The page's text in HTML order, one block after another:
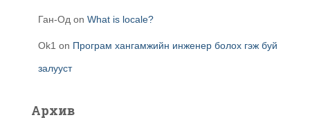
Ган-Од on What is locale?
Ok1 on Програм хангамжийн инженер болох гэж буй
залууст
Архив